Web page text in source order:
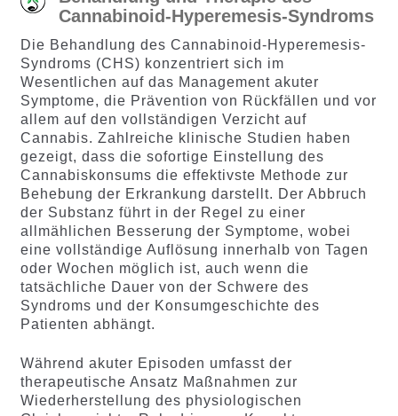
Cannabinoid-Hyperemesis-Syndroms
Die Behandlung des Cannabinoid-Hyperemesis-
Syndroms (CHS) konzentriert sich im
Wesentlichen auf das Management akuter
Symptome, die Prävention von Rückfällen und vor
allem auf den vollständigen Verzicht auf
Cannabis. Zahlreiche klinische Studien haben
gezeigt, dass die sofortige Einstellung des
Cannabiskonsums die effektivste Methode zur
Behebung der Erkrankung darstellt. Der Abbruch
der Substanz führt in der Regel zu einer
allmählichen Besserung der Symptome, wobei
eine vollständige Auflösung innerhalb von Tagen
oder Wochen möglich ist, auch wenn die
tatsächliche Dauer von der Schwere des
Syndroms und der Konsumgeschichte des
Patienten abhängt.
Während akuter Episoden umfasst der
therapeutische Ansatz Maßnahmen zur
Wiederherstellung des physiologischen